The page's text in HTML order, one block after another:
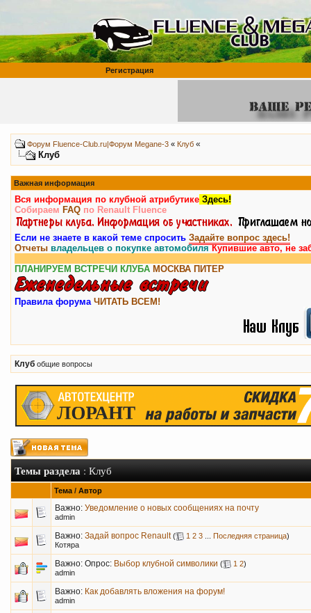
Регистрация
Форум Fluence-Club.ru|Форум Megane-3 « Клуб «
Клуб
Важная информация
Вся информация по клубной атрибутике Здесь!
Собираем FAQ по Renault Fluence
Если не знаете в какой теме спросить Задайте вопрос здесь!
Отчеты владельцев о покупке автомобиляКупившие авто, не
ПЛАНИРУЕМ ВСТРЕЧИ КЛУБА МОСКВА ПИТЕР
Правила форума ЧИТАТЬ ВСЕМ!
Клуб общие вопросы
Темы раздела: Клуб
Тема / Автор
Важно: Уведомление о новых сообщениях на почту
admin
Важно: Задай вопрос Renault ( 1 2 3 Последняя страница)
Котяра
Важно: Опрос: Выбор клубной символики ( 1 2)
admin
Важно: Как добавлять вложения на форум!
admin